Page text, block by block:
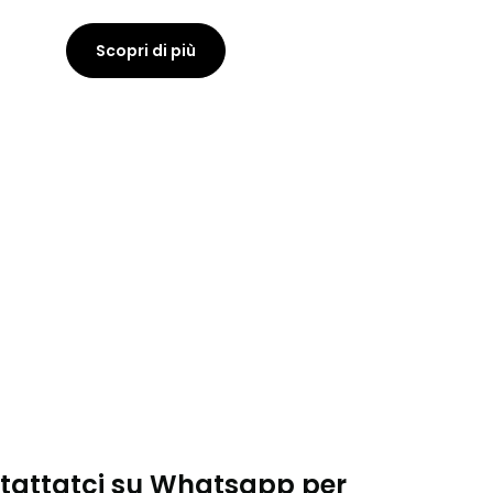
Scopri di più
su Whatsapp per